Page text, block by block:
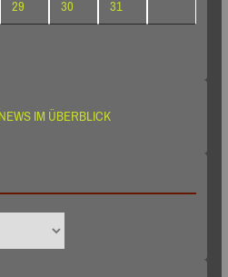
29 30
31
IM ÜBERBLICK